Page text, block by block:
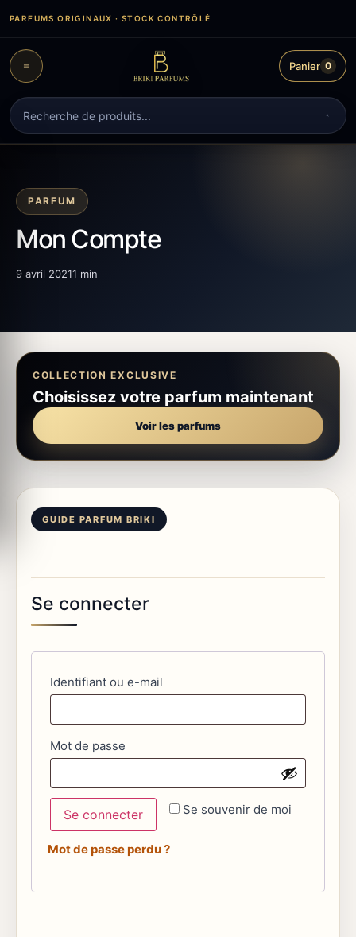
contenu
PARFUMS ORIGINAUX · STOCK CONTRÔLÉ
Recherche
de
produits
Panier 0
PARFUM
Mon Compte
9 avril 20211 min
COLLECTION EXCLUSIVE
Choisissez votre parfum maintenant
Voir les parfums
Se connecter
Identifiant ou e-mail
Mot de passe
Se souvenir de moi
Se connecter
Mot de passe perdu ?